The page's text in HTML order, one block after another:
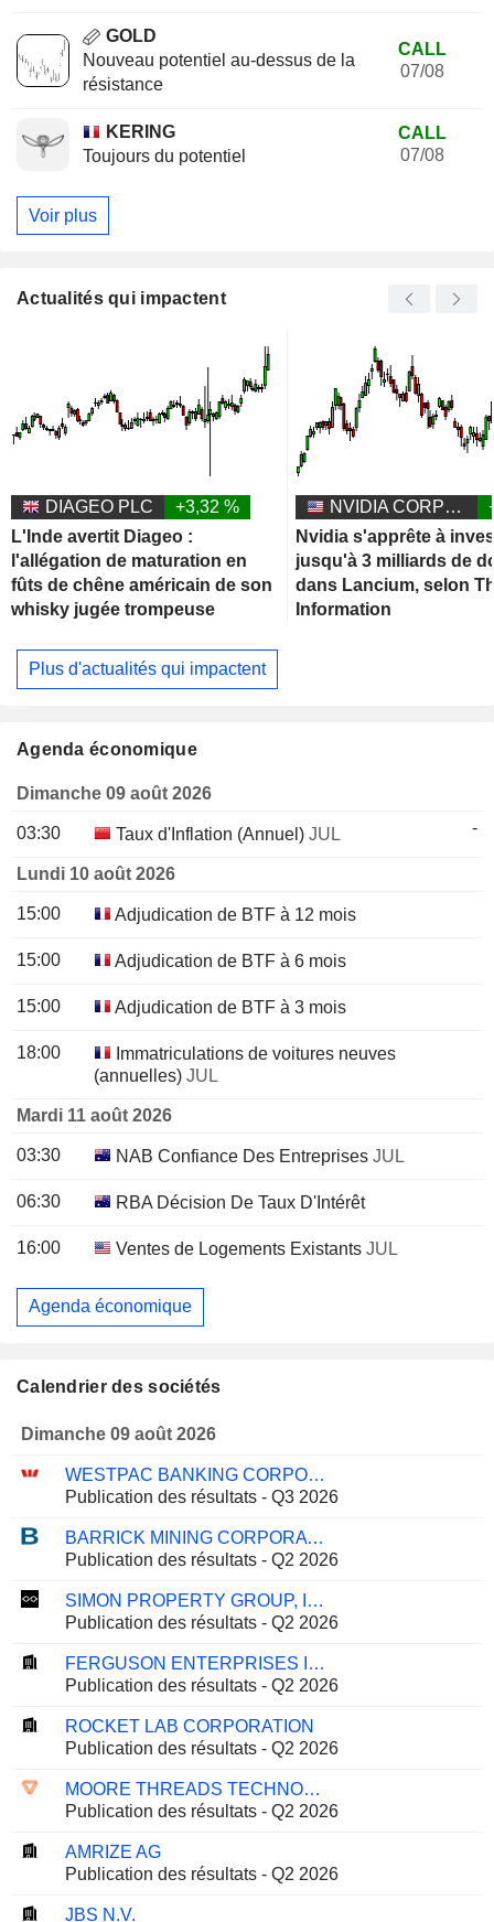
GOLD
Nouveau potentiel au-dessus de la
résistance
CALL
07/08
KERING
Toujours du potentiel
CALL
07/08
Voir plus
Actualités qui impactent
DIAGEO PLC
+3,32 %
L'Inde avertit Diageo :
l'allégation de maturation en
fûts de chêne américain de son
whisky jugée trompeuse
NVIDIA CORPORATION
Nvidia s'apprête à
jusqu'à 3 milliards de
dans Lancium, selon
Information
Plus d'actualités qui impactent
Agenda économique
Dimanche 09 août 2026
03:30 Taux d'Inflation (Annuel) JUL -
Lundi 10 août 2026
15:00 Adjudication de BTF à 12 mois
15:00 Adjudication de BTF à 6 mois
15:00 Adjudication de BTF à 3 mois
18:00
Immatriculations de voitures neuves
(annuelles) JUL
Mardi 11 août 2026
03:30 NAB Confiance Des Entreprises JUL
06:30 RBA Décision De Taux D'Intérêt
16:00 Ventes de Logements Existants JUL
Agenda économique
Calendrier des sociétés
Dimanche 09 août 2026
WESTPAC BANKING CORPORATION
Publication des résultats - Q3 2026
BARRICK MINING CORPORATION
Publication des résultats - Q2 2026
SIMON PROPERTY GROUP, INC.
Publication des résultats - Q2 2026
FERGUSON ENTERPRISES INC.
Publication des résultats - Q2 2026
ROCKET LAB CORPORATION
Publication des résultats - Q2 2026
MOORE THREADS TECHNOLOGY CO., LTD.
Publication des résultats - Q2 2026
AMRIZE AG
Publication des résultats - Q2 2026
JBS N.V.